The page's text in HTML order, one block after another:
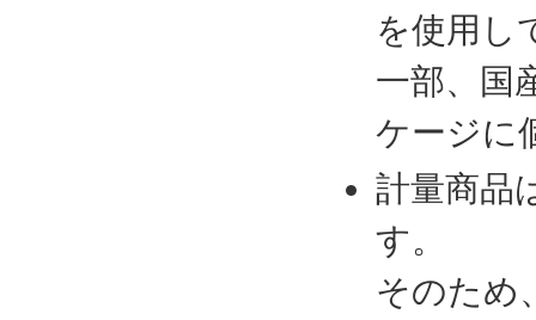
を使用し
一部、国
ケージに
計量商品
す。
そのため